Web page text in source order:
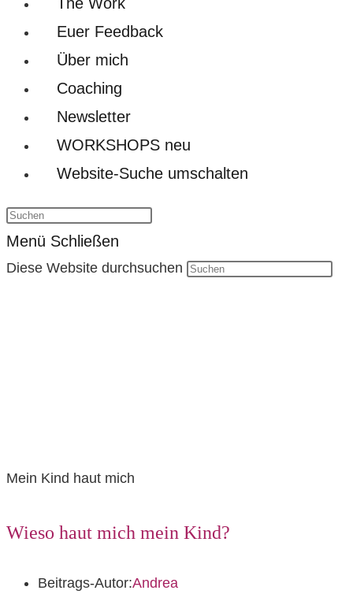
Euer Feedback
Über mich
Coaching
Newsletter
WORKSHOPS neu
Website-Suche umschalten
Menü Schließen
Diese Website durchsuchen
Mein Kind haut mich
Wieso haut mich mein Kind?
Beitrags-Autor:Andrea